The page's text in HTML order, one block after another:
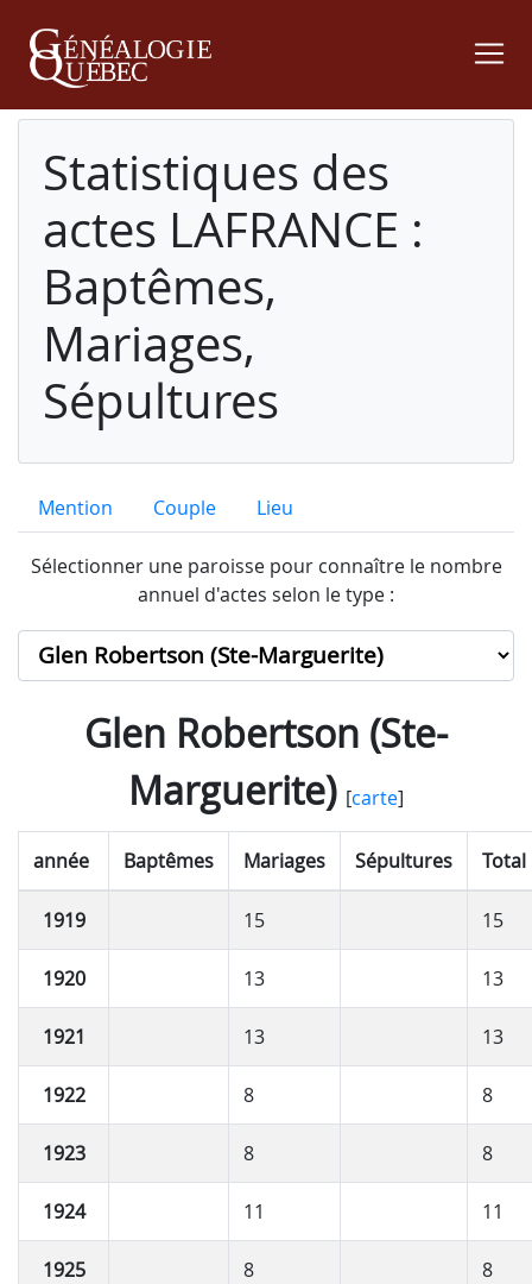
Statistiques des
actes LAFRANCE :
Baptêmes,
Mariages,
Sépultures
Mention Couple Lieu
Sélectionner une paroisse pour connaître le nombre
annuel d'actes selon le type :
Glen Robertson (Ste-
Marguerite)[carte]
année Baptêmes Mariages Sépultures Total
1919 15 15
1920 13 13
1921 13 13
1922 8 8
1923 8 8
1924 11 11
1925 8 8